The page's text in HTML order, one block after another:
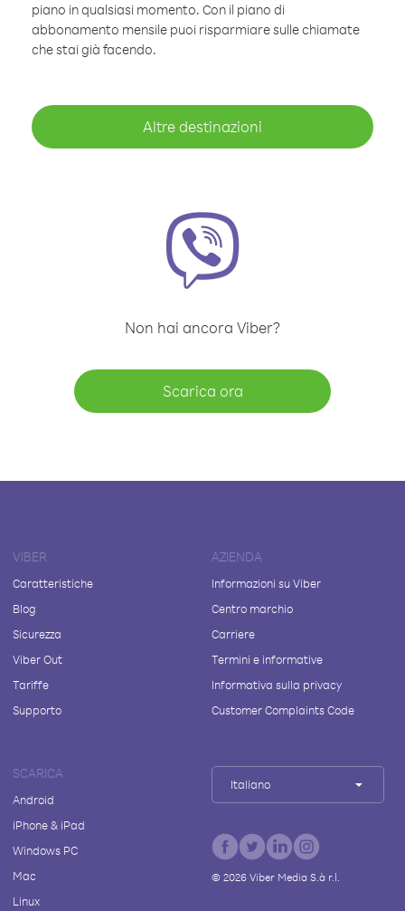
piano in qualsiasi momento. Con il piano di
abbonamento mensile puoi risparmiare sulle chiamate
che stai già facendo.
Altre destinazioni
Non hai ancora Viber?
Scarica ora
VIBER
Caratteristiche
Blog
Sicurezza
Viber Out
Tariffe
Supporto
AZIENDA
Informazioni su Viber
Centro marchio
Carriere
Termini e informative
Informativa sulla privacy
Customer Complaints Code
SCARICA
Android
iPhone & iPad
Windows PC
Mac
Linux
Italiano
© 2026Viber Media S.à r.l.